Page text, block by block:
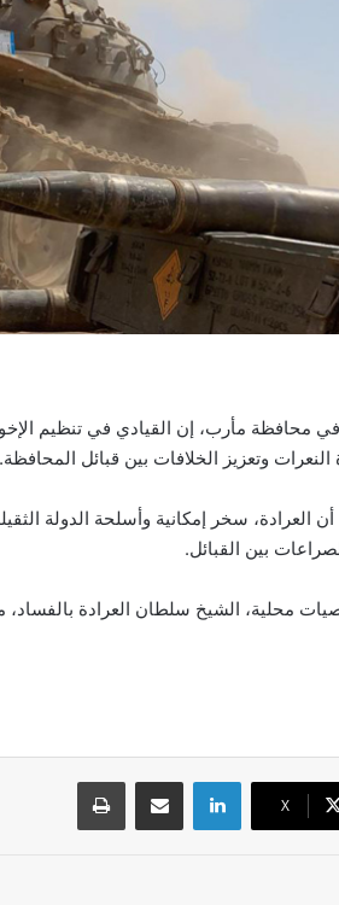
محافظة مأرب، إن القيادي في تنظيم
النعرات وتعزيز الخلافات بين قبائل المحافظة.
العرادة، سخر إمكانية وأسلحة الدولة
بين القبائل.
محلية، الشيخ سلطان العرادة
‫X
لينكدإن مشاركة عبر البريد طباعة